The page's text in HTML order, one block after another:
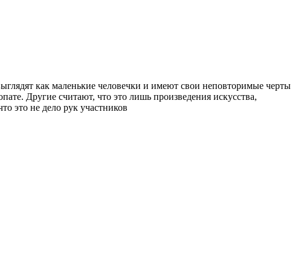
как маленькие человечки и имеют свои неповторимые черты
Другие считают, что это лишь произведения искусства,
это не дело рук участников